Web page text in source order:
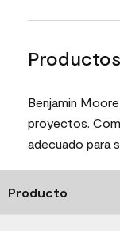
Benjamin
proyectos.
adecuado para
Producto